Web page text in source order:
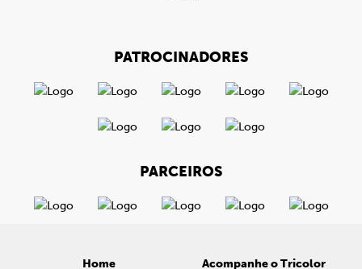
PATROCINADORES
PARCEIROS
Home
Acompanhe o Tricolor